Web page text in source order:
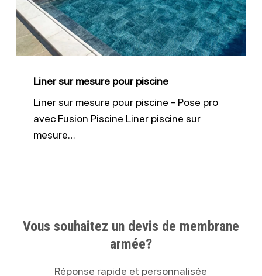
piscine
Liner sur mesure pour piscine
Liner sur mesure pour piscine - Pose pro
avec Fusion Piscine Liner piscine sur
mesure…
Vous souhaitez un devis de membrane
armée?
Réponse rapide et personnalisée